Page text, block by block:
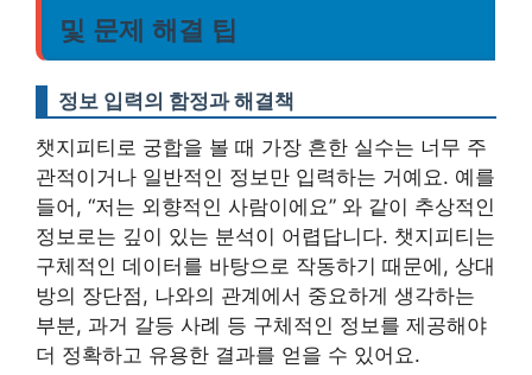
및 문제 해결 팁
정보 입력의 함정과 해결책
챗지피티로 궁합을 볼 때 가장 흔한 실수는 너무 주
관적이거나 일반적인 정보만 입력하는 거예요. 예를
들어, “저는 외향적인 사람이에요” 와 같이 추상적인
정보로는 깊이 있는 분석이 어렵답니다. 챗지피티는
구체적인 데이터를 바탕으로 작동하기 때문에, 상대
방의 장단점, 나와의 관계에서 중요하게 생각하는
부분, 과거 갈등 사례 등 구체적인 정보를 제공해야
더 정확하고 유용한 결과를 얻을 수 있어요.